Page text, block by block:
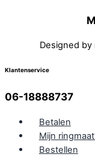
Designed by
Klantenservice
06-18888737
Betalen
Mijn
Bestellen